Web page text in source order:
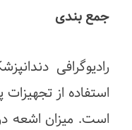
جمع بندی
رادیوگرافی
استفاده از
است. میزان اشعه